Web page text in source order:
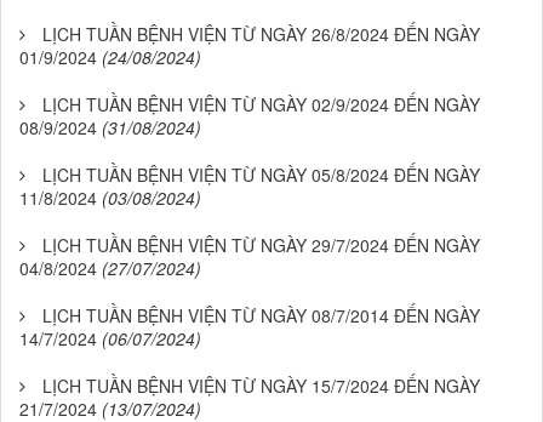
LỊCH TUẦN BỆNH VIỆN TỪ NGÀY 26/8/2024 ĐẾN NGÀY
01/9/2024 (24/08/2024)
LỊCH TUẦN BỆNH VIỆN TỪ NGÀY 02/9/2024 ĐẾN NGÀY
08/9/2024 (31/08/2024)
LỊCH TUẦN BỆNH VIỆN TỪ NGÀY 05/8/2024 ĐẾN NGÀY
11/8/2024 (03/08/2024)
LỊCH TUẦN BỆNH VIỆN TỪ NGÀY 29/7/2024 ĐẾN NGÀY
04/8/2024 (27/07/2024)
LỊCH TUẦN BỆNH VIỆN TỪ NGÀY 08/7/2014 ĐẾN NGÀY
14/7/2024 (06/07/2024)
LỊCH TUẦN BỆNH VIỆN TỪ NGÀY 15/7/2024 ĐẾN NGÀY
21/7/2024 (13/07/2024)